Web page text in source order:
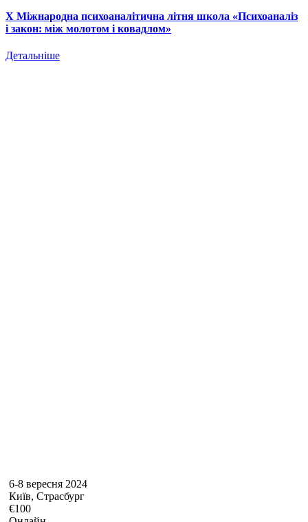
Х Міжнародна психоаналітична літня школа «Психоаналіз
і закон: між молотом і ковадлом»
Детальніше
6-8 вересня 2024
Київ, Страсбург
€100